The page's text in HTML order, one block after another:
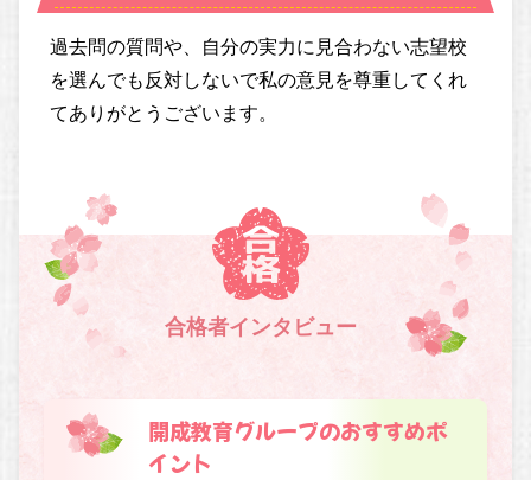
過去問の質問や、自分の実力に見合わない志望校
を選んでも反対しないで私の意見を尊重してくれ
てありがとうございます。
合格者インタビュー
開成教育グループのおすすめポ
イント